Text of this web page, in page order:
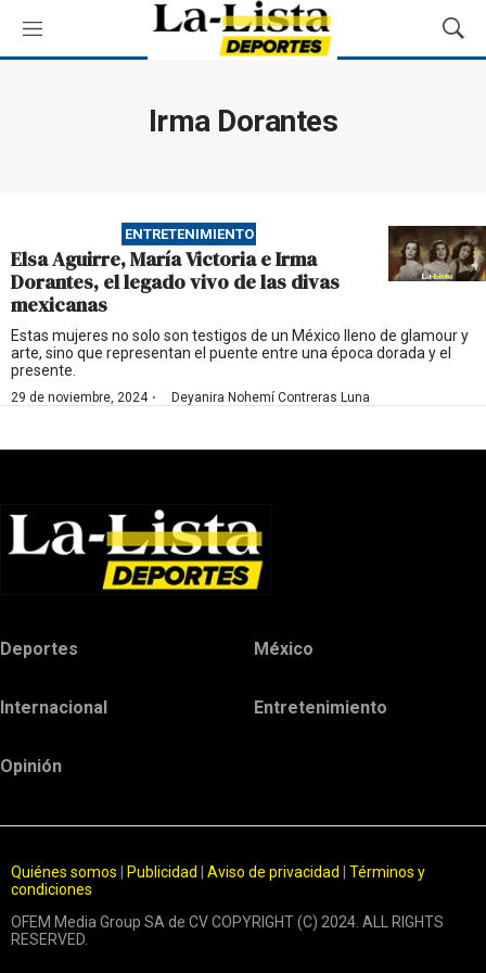
M
e
M
o
ú
s
q
u
d
Irma Dorantes
ENTRETENIMIENTO
Elsa Aguirre, María Victoria e Irma
Dorantes, el legado vivo de las divas
mexicanas
Estas mujeres no solo son testigos de un México lleno de glamour y
arte, sino que representan el puente entre una época dorada y el
presente.
29 de noviembre, 2024· Deyanira Nohemí Contreras Luna
Deportes México
Internacional Entretenimiento
Opinión
Quiénes somos Publicidad Aviso de privacidad
Términos y
condiciones
OFEM Media Group SA de CV COPYRIGHT (C) 2024. ALL RIGHTS
RESERVED.